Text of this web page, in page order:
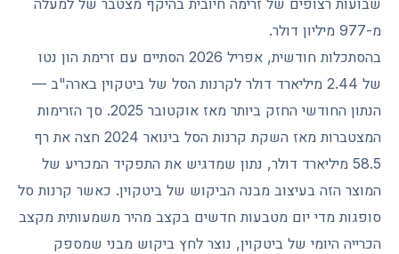
שבועות רצופים של זרימה חיובית בהיקף מצטבר של למעלה
מ-977 מיליון דולר.
בהסתכלות חודשית, אפריל 2026 הסתיים עם זרימת הון נטו
של 2.44 מיליארד דולר לקרנות הסל של ביטקוין בארה"ב —
הנתון החודשי החזק ביותר מאז אוקטובר 2025. סך הזרימות
המצטברות מאז השקת קרנות הסל בינואר 2024 חצה את רף
58.5 מיליארד דולר, נתון שמדגיש את התפקיד המכריע של
המוצר הזה בעיצוב מבנה הביקוש של ביטקוין. כאשר קרנות סל
סופגות מדי יום מטבעות חדשים בקצב מהיר משמעותית מקצב
הכרייה היומי של ביטקוין, נוצר לחץ ביקוש מבני שמספק